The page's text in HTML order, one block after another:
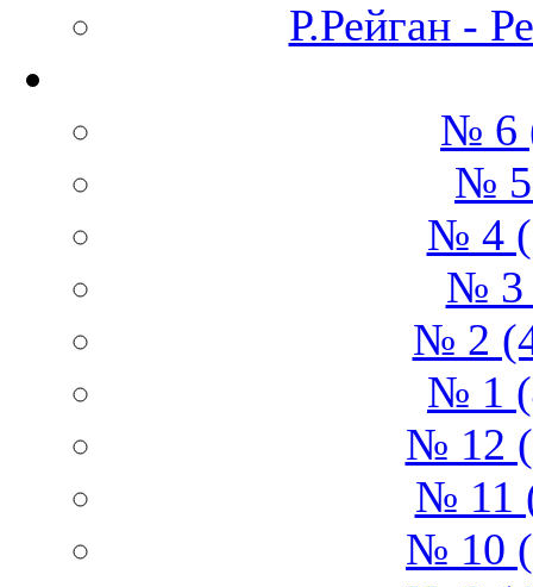
Р.Рейган -
№ 6
№ 5
№ 4
№ 3
№ 2
№ 1
№ 12
№ 11
№ 10